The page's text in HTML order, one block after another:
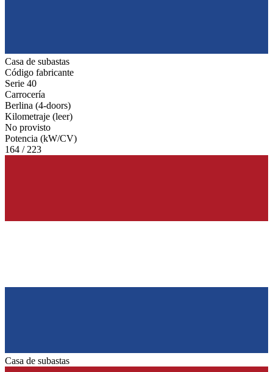
Casa de subastas
Código fabricante
Serie 40
Carrocería
Berlina (4-doors)
Kilometraje (leer)
No provisto
Potencia (kW/CV)
164 / 223
Casa de subastas